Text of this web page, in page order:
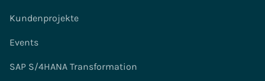
Kundenprojekte
Events
SAP S/4HANA Transformation